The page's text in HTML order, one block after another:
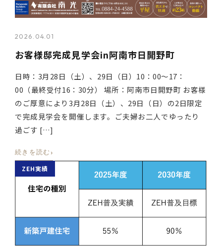
2026.04.01
お客様邸完成見学会in阿南市日開野町
日時：3月28日（土）、29日（日）10：00～17：
00（最終受付16：30分） 場所：阿南市日開野町 お客様
のご厚意により3月28日（土）、29日（日）の2日限定
で完成見学会を開催します。ご夫婦お二人でゆったり
過ごす […]
続きを読む ›
ZEH実績